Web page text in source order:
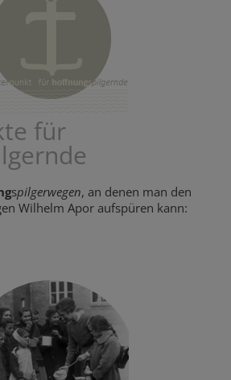
für
spilgerwegen, an denen man den
Wilhelm Apor aufspüren kann: